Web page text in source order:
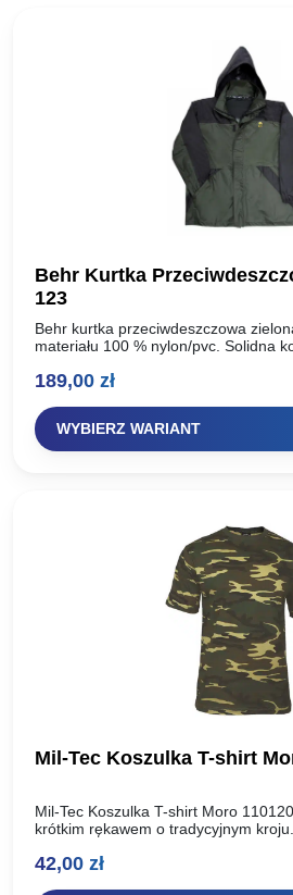
Behr Kurtka
123
Behr kurtka przeciwdeszczowa
materiału 100 % nylon/pvc. Solidna
pozwala nam zrobić wszystko…
189,00 zł
WYBIERZ WARIANT
Mil-Tec Koszulka T-shirt
Mil-Tec Koszulka T-shirt Moro
krótkim rękawem o tradycyjnym
42,00 zł